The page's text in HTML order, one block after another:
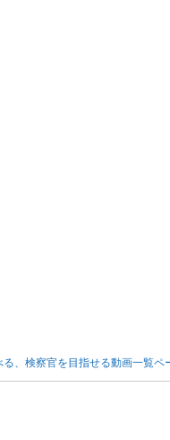
る、検察官を目指せる動画一覧ペ